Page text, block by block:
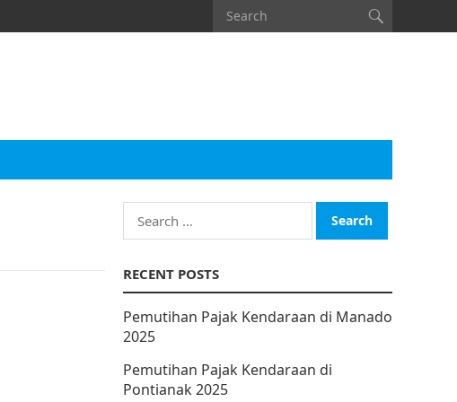
Search
for:
RECENT POSTS
Pemutihan Pajak Kendaraan di Manado
2025
Pemutihan Pajak Kendaraan di
Pontianak 2025